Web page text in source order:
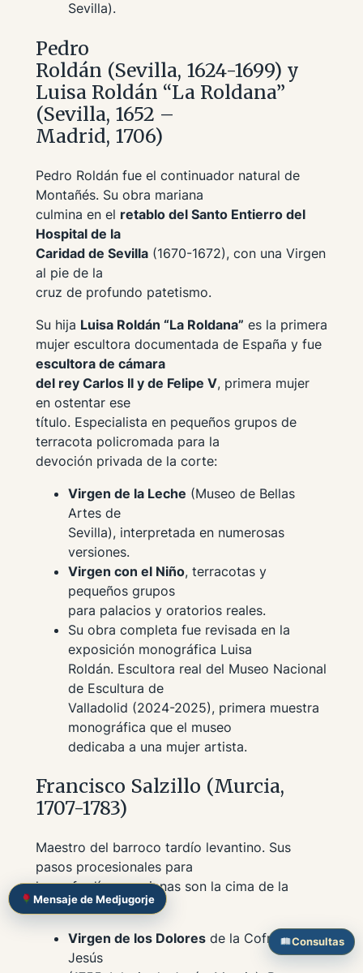
Sevilla).
Pedro
Roldán (Sevilla, 1624-1699) y
Luisa Roldán “La Roldana”
(Sevilla, 1652 –
Madrid, 1706)
Pedro Roldán fue el continuador natural de
Montañés. Su obra mariana
culmina en el retablo del Santo Entierro del
Hospital de la
Caridad de Sevilla(1670-1672), con una Virgen
al pie de la
cruz de profundo patetismo.
Su hija Luisa Roldán “La Roldana” es la primera
mujer escultora documentada de España y fue
escultora de cámara
del rey Carlos II y de Felipe V, primera mujer
en ostentar ese
título. Especialista en pequeños grupos de
terracota policromada para la
devoción privada de la corte:
Virgen de la Leche (Museo de Bellas
Artes de
Sevilla), interpretada en numerosas
versiones.
Virgen con el Niño, terracotas y
pequeños grupos
para palacios y oratorios reales.
Su obra completa fue revisada en la
exposición monográfica Luisa
Roldán. Escultora real del Museo Nacional
de Escultura de
Valladolid (2024-2025), primera muestra
monográfica que el museo
dedicaba a una mujer artista.
Francisco Salzillo (Murcia,
1707-1783)
Maestro del barroco tardío levantino. Sus
pasos procesionales para
las cofradías murcianas son la cima de la
imaginería del XVIII:
Virgen de los Doloresde la Cofradía de
Jesús
Mensaje de Medjugorje
Consultas